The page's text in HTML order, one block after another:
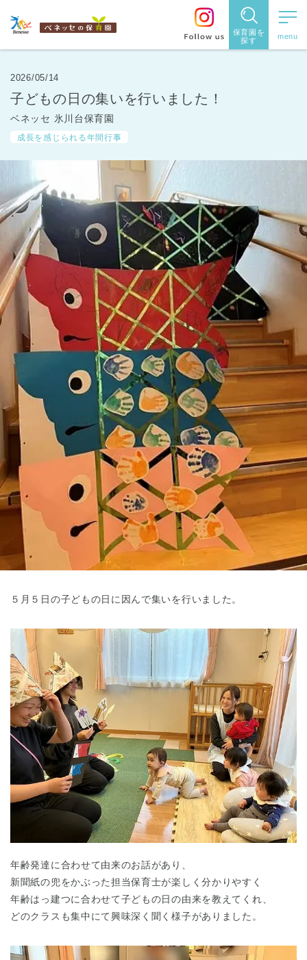
保育園を
探す
保育園を探す
住所・駅
す
都道府県
から探す
東京都
東京都 全域
2026/05/14
子どもの日の集いを行いました！
ベネッセ 氷川台保育園
成長を感じられる年間行事
５月５日の子どもの日に因んで集いを行いました。
年齢発達に合わせて由来のお話があり、
新聞紙の兜をかぶった担当保育士が楽しく分かりやすく
年齢はっ建つに合わせて子どもの日の由来を教えてくれ、
どのクラスも集中にて興味深く聞く様子がありました。